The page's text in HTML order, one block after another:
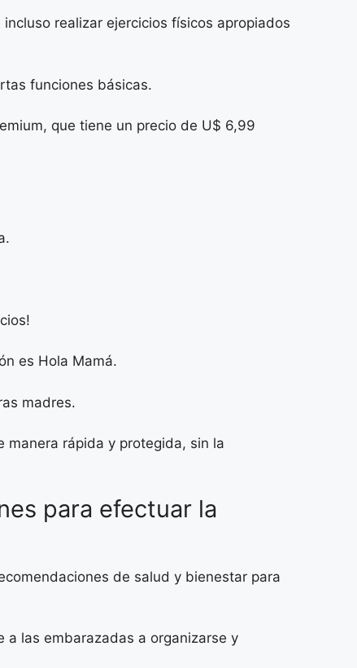
realizar ejercicios físicos apropiados
funciones básicas.
que tiene un precio de U$ 6,99
es Hola Mamá.
madres.
manera rápida y protegida, sin la
para efectuar la
de salud y bienestar para
las embarazadas a organizarse y